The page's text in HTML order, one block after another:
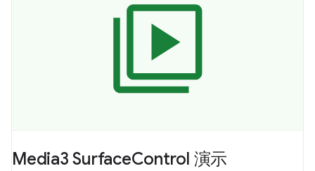
Media3 SurfaceControl 演示